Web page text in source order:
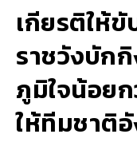
เกียรติให้
ราชวังบัก
ภูมิใจน้อย
ให้ทีมชาติ